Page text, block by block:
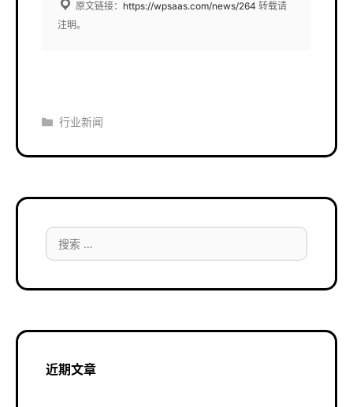
原文链接： https://wpsaas.com/news/264 转载请
注明。
分
行业新闻
搜
索：
近期文章